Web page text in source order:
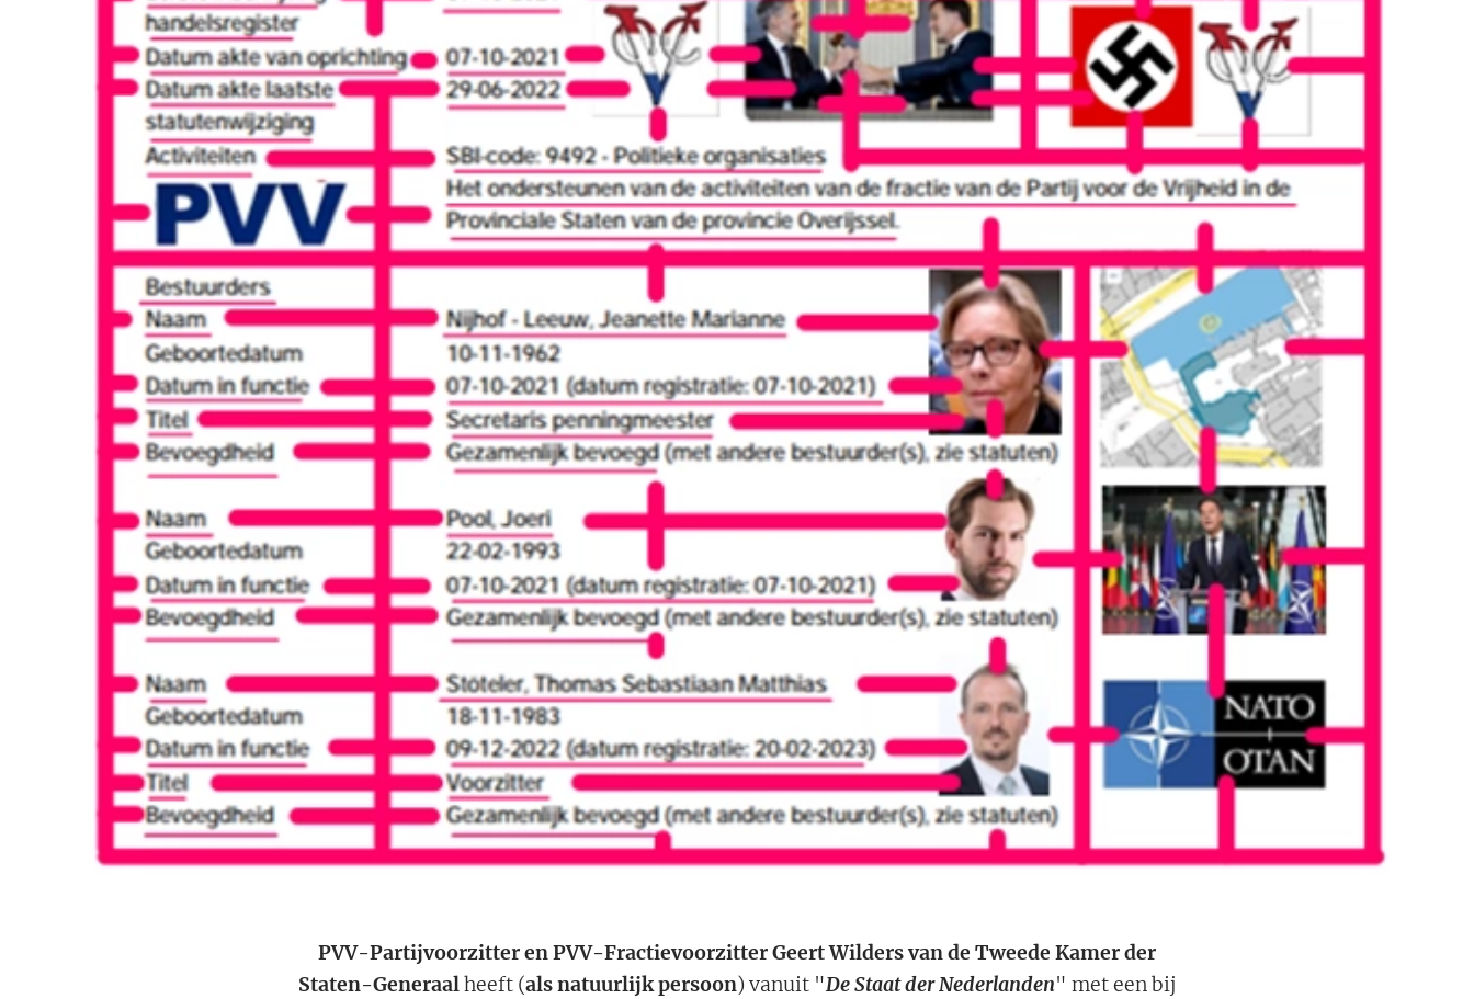
PVV-Partijvoorzitter en PVV-Fractievoorzitter Geert Wildersvan de Tweede Kamer der
Staten-Generaalheeft (als natuurlijk persoon) vanuit "De Staat der Nederlanden" met een bij